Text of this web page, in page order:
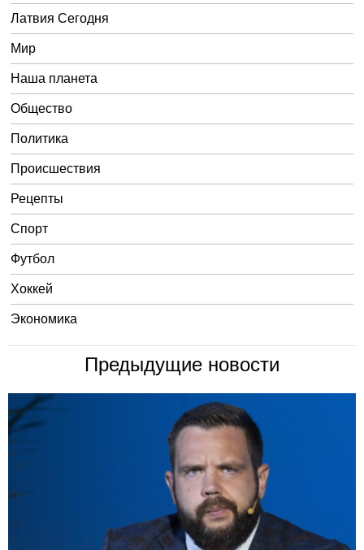
Латвия Сегодня
Мир
Наша планета
Общество
Политика
Происшествия
Рецепты
Спорт
Футбол
Хоккей
Экономика
Предыдущие новости